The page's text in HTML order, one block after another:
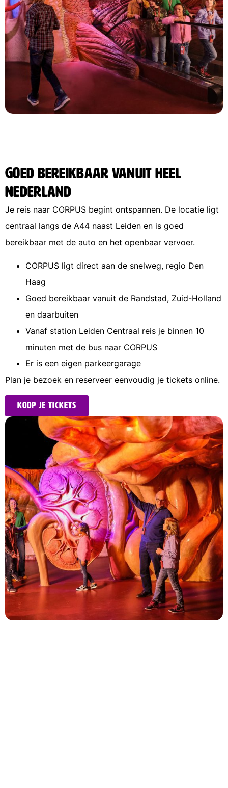
Goed bereikbaar vanuit heel
Nederland
Je reis naar CORPUS begint ontspannen. De locatie ligt
centraal langs de A44 naast Leiden en is goed
bereikbaar met de auto en het openbaar vervoer.
CORPUS ligt direct aan de snelweg, regio Den
Haag
Goed bereikbaar vanuit de Randstad, Zuid-Holland
en daarbuiten
Vanaf station Leiden Centraal reis je binnen 10
minuten met de bus naar CORPUS
Er is een eigen parkeergarage
Plan je bezoek en reserveer eenvoudig je tickets online.
Koop je tickets